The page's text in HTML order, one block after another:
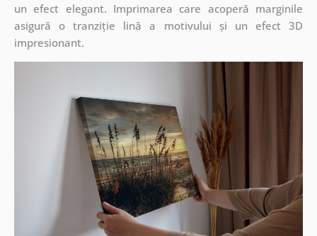
un efect elegant. Imprimarea care acoperă marginile
asigură o tranziție lină a motivului și un efect 3D
impresionant.